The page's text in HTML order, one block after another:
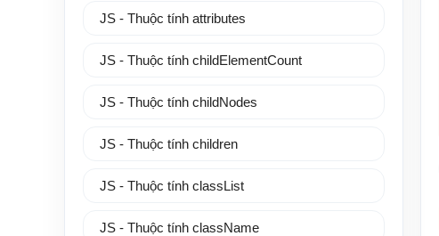
JS - Thuộc tính attributes
JS - Thuộc tính childElementCount
JS - Thuộc tính childNodes
JS - Thuộc tính children
JS - Thuộc tính classList
JS - Thuộc tính className